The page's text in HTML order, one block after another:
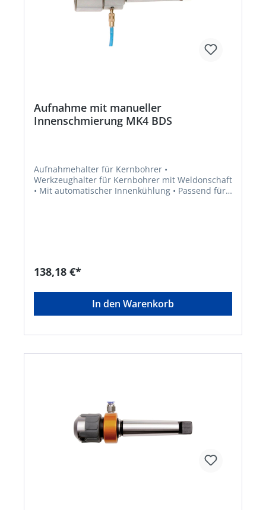
Aufnahme mit manueller
Innenschmierung MK4 BDS
Aufnahmehalter für Kernbohrer •
Werkzeughalter für Kernbohrer mit Weldonschaft
• Mit automatischer Innenkühlung • Passend für
138,18 €*
In den Warenkorb